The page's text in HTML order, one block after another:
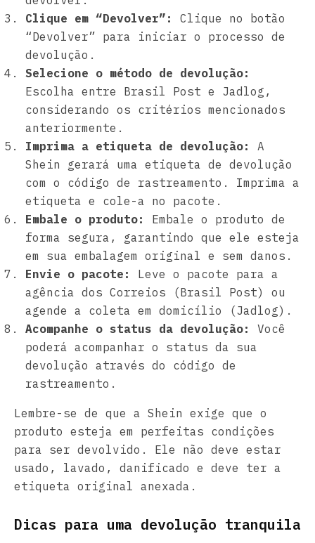
Clique em “Devolver”:
Clique no botão
“Devolver” para iniciar o processo de
devolução.
Selecione o método de devolução:
Escolha entre Brasil Post e Jadlog,
considerando os critérios mencionados
anteriormente.
Imprima a etiqueta de devolução:
A
Shein gerará uma etiqueta de devolução
com o código de rastreamento. Imprima a
etiqueta e cole-a no pacote.
Embale o produto:
Embale o produto de
forma segura, garantindo que ele esteja
em sua embalagem original e sem danos.
Envie o pacote:
Leve o pacote para a
agência dos Correios (Brasil Post) ou
agende a coleta em domicílio (Jadlog).
Acompanhe o status da devolução:
Você
poderá acompanhar o status da sua
devolução através do código de
rastreamento.
Lembre-se de que a Shein exige que o
produto esteja em perfeitas condições
para ser devolvido. Ele não deve estar
usado, lavado, danificado e deve ter a
etiqueta original anexada.
Dicas para uma devolução tranquila